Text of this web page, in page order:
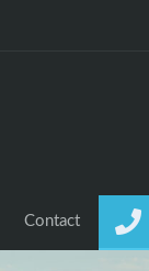
Contact